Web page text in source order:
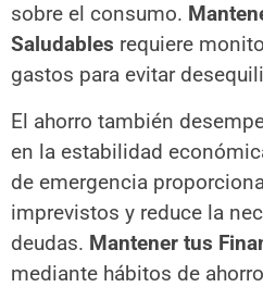
sobre el consumo.
Saludables requiere
gastos para evitar
El ahorro también
en la estabilidad
de emergencia
imprevistos y reduce la
deudas. Mantener tus
mediante hábitos de